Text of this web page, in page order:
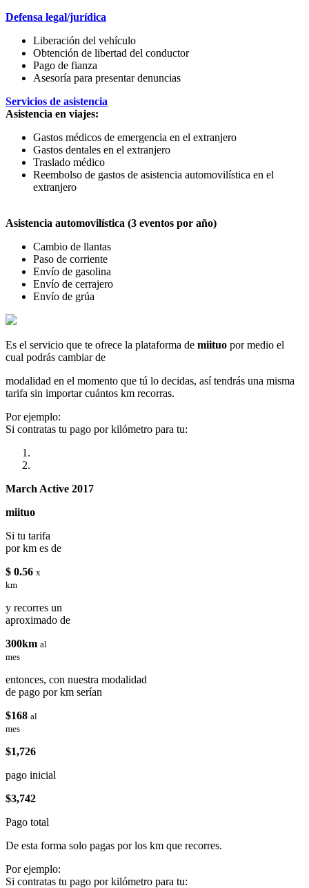
Defensa legal/jurídica
Liberación del vehículo
Obtención de libertad del conductor
Pago de fianza
Asesoría para presentar denuncias
Servicios de asistencia
Asistencia en viajes:
Gastos médicos de emergencia en el extranjero
Gastos dentales en el extranjero
Traslado médico
Reembolso de gastos de asistencia automovilística en el
extranjero
Asistencia automovilística (3 eventos por año)
Cambio de llantas
Paso de corriente
Envío de gasolina
Envío de cerrajero
Envío de grúa
Es el servicio que te ofrece la plataforma de miituo por medio el
cual podrás cambiar de
modalidad en el momento que tú lo decidas, así tendrás una misma
tarifa sin importar cuántos km recorras.
Por ejemplo:
Si contratas tu pago por kilómetro para tu:
March Active 2017
miituo
Si tu tarifa
por km es de
$ 0.56 x
km
y recorres un
aproximado de
300km al
mes
entonces, con nuestra modalidad
de pago por km serían
$168 al
mes
$1,726
pago inicial
$3,742
Pago total
De esta forma solo pagas por los km que recorres.
Por ejemplo:
Si contratas tu pago por kilómetro para tu: